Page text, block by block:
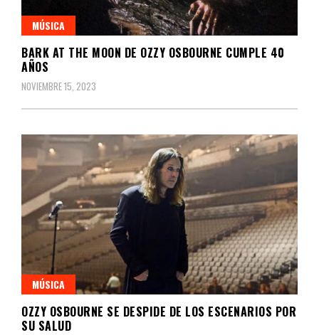
MÚSICA
BARK AT THE MOON DE OZZY OSBOURNE CUMPLE 40
AÑOS
NOVIEMBRE 15, 2023
MÚSICA
OZZY OSBOURNE SE DESPIDE DE LOS ESCENARIOS POR
SU SALUD